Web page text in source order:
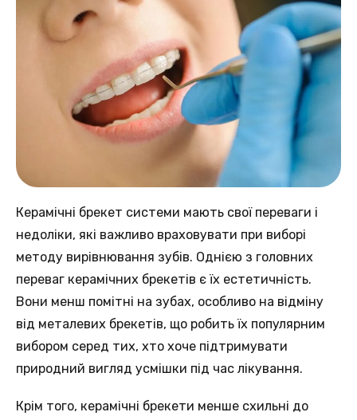
Керамічні брекет системи мають свої переваги і
недоліки, які важливо враховувати при виборі
методу вирівнювання зубів. Однією з головних
переваг керамічних брекетів є їх естетичність.
Вони менш помітні на зубах, особливо на відміну
від металевих брекетів, що робить їх популярним
вибором серед тих, хто хоче підтримувати
природний вигляд усмішки під час лікування.
Крім того, керамічні брекети менше схильні до